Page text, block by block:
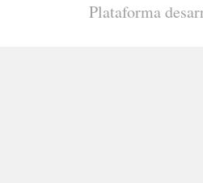
Plataforma